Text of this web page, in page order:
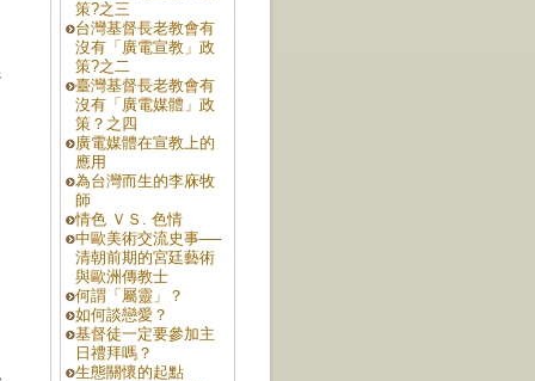
策?之三
台灣基督長老教會有
沒有「廣電宣教」政
策?之二
臺灣基督長老教會有
沒有「廣電媒體」政
策？之四
廣電媒體在宣教上的
應用
為台灣而生的李庥牧
師
情色 ＶＳ. 色情
中歐美術交流史事──
清朝前期的宮廷藝術
與歐洲傳教士
何謂「屬靈」？
如何談戀愛？
基督徒一定要參加主
日禮拜嗎？
生態關懷的起點